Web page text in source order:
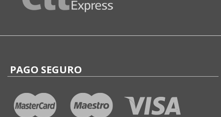
PAGO SEGURO